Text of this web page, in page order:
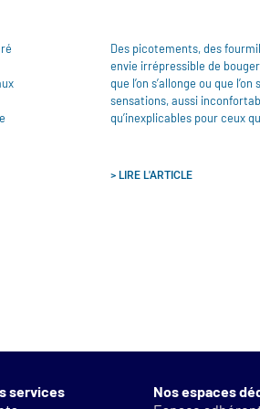
Des picotements, des
envie irrépressible de
que l’on s’allonge ou que l’on
sensations, aussi
qu’inexplicables pour ceux
> LIRE L'ARTICLE
services
Nos espaces